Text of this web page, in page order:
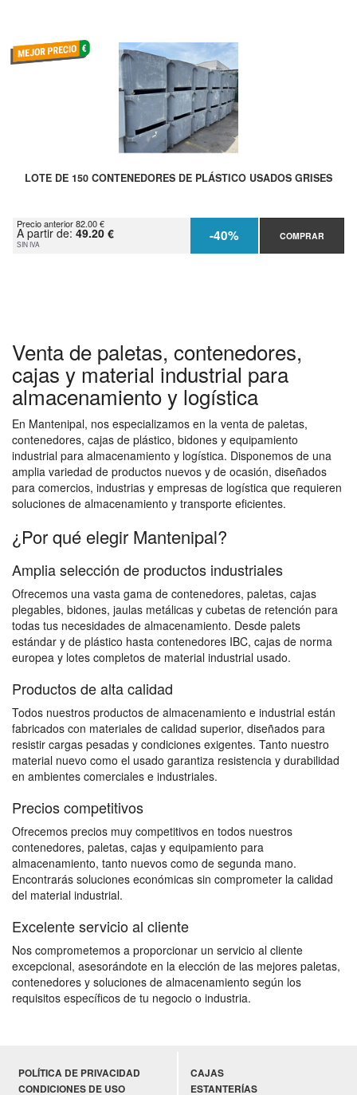
LOTE DE 150 CONTENEDORES DE PLÁSTICO USADOS GRISES
Precio anterior 82.00 €
A partir de: 49.20 €
SIN IVA -40% COMPRAR
Venta de paletas, contenedores,
cajas y material industrial para
almacenamiento y logística
En Mantenipal, nos especializamos en la venta de paletas,
contenedores, cajas de plástico, bidones y equipamiento
industrial para almacenamiento y logística. Disponemos de una
amplia variedad de productos nuevos y de ocasión, diseñados
para comercios, industrias y empresas de logística que requieren
soluciones de almacenamiento y transporte eficientes.
¿Por qué elegir Mantenipal?
Amplia selección de productos industriales
Ofrecemos una vasta gama de contenedores, paletas, cajas
plegables, bidones, jaulas metálicas y cubetas de retención para
todas tus necesidades de almacenamiento. Desde palets
estándar y de plástico hasta contenedores IBC, cajas de norma
europea y lotes completos de material industrial usado.
Productos de alta calidad
Todos nuestros productos de almacenamiento e industrial están
fabricados con materiales de calidad superior, diseñados para
resistir cargas pesadas y condiciones exigentes. Tanto nuestro
material nuevo como el usado garantiza resistencia y durabilidad
en ambientes comerciales e industriales.
Precios competitivos
Ofrecemos precios muy competitivos en todos nuestros
contenedores, paletas, cajas y equipamiento para
almacenamiento, tanto nuevos como de segunda mano.
Encontrarás soluciones económicas sin comprometer la calidad
del material industrial.
Excelente servicio al cliente
Nos comprometemos a proporcionar un servicio al cliente
excepcional, asesorándote en la elección de las mejores paletas,
contenedores y soluciones de almacenamiento según los
requisitos específicos de tu negocio o industria.
POLÍTICA DE PRIVACIDAD
CONDICIONES DE USO
CAJAS
ESTANTERÍAS